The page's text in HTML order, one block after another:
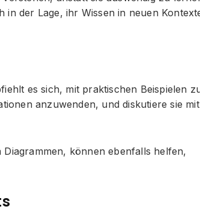
in der Lage, ihr Wissen in neuen
es sich, mit praktischen Beispielen
anzuwenden, und diskutiere sie mit
können ebenfalls helfen,